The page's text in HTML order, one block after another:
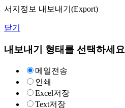
서지정보 내보내기(Export)
닫기
내보내기 형태를 선택하세요
메일전송
인쇄
Excel저장
Text저장